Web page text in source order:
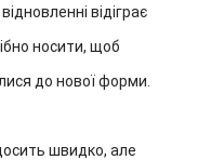
відіграє
носити, щоб
до нової форми.
швидко, але